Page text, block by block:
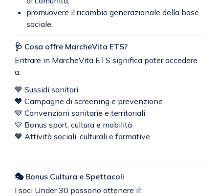
promuovere il ricambio generazionale della base
sociale.
🩺 Cosa offre MarcheVita ETS?
Entrare in MarcheVita ETS significa poter accedere
a:
💙 Sussidi sanitari
💙 Campagne di screening e prevenzione
💙 Convenzioni sanitarie e territoriali
💙 Bonus sport, cultura e mobilità
💙 Attività sociali, culturali e formative
🎭 Bonus Cultura e Spettacoli
I soci Under 30 possono ottenere il: